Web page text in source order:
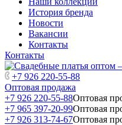
История бренда
Новости
Вакансии
Контакты
Контакты
+7 926 220-55-88
Оптовая продажа
+7 926 220-55-88Оптовая
+7 965 397-20-99Оптовая
+7 926 313-74-67Оптовая